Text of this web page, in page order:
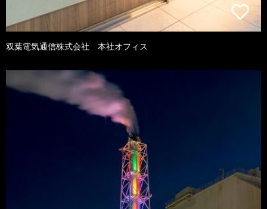
双葉電気通信株式会社 本社オフィス